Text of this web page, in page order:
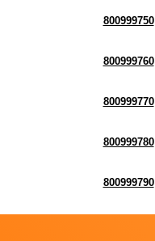
800999750
800999760
800999770
800999780
800999790